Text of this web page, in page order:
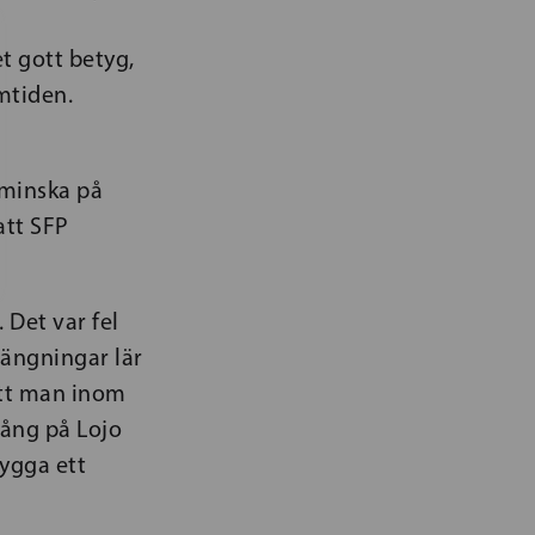
gott betyg,
på
SFP
Det var fel
lär
man inom
på Lojo
ett